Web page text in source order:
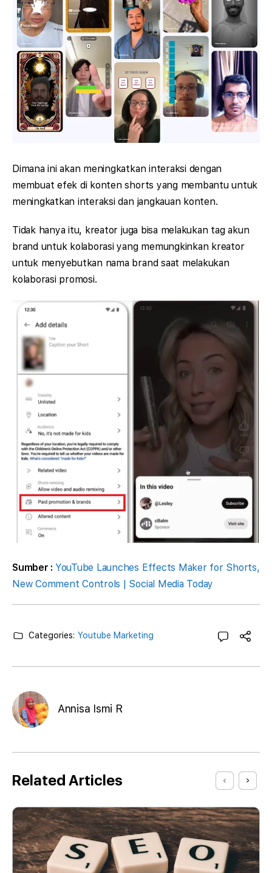
Dimana ini akan meningkatkan interaksi dengan
membuat efek di konten shorts yang membantu untuk
meningkatkan interaksi dan jangkauan konten.
Tidak hanya itu, kreator juga bisa melakukan tag akun
brand untuk kolaborasi yang memungkinkan kreator
untuk menyebutkan nama brand saat melakukan
kolaborasi promosi.
Sumber : YouTube Launches Effects Maker for Shorts,
New Comment Controls | Social Media Today
Categories: Youtube Marketing
Annisa Ismi R
Related Articles